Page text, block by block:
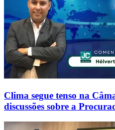
Clima segue tenso na
discussões sobre a